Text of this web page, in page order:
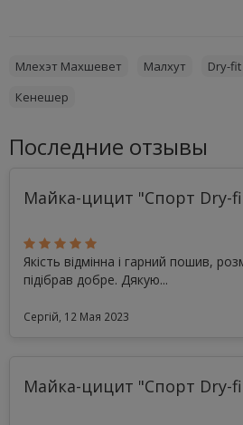
Млехэт Махшевет Малхут Dry-fit
Кенешер
Последние отзывы
Майка-цицит "Спорт Dry-
Якість відмінна і гарний пошив,
підібрав добре. Дякую...
Сергій, 12 Мая 2023
Майка-цицит "Спорт Dry-